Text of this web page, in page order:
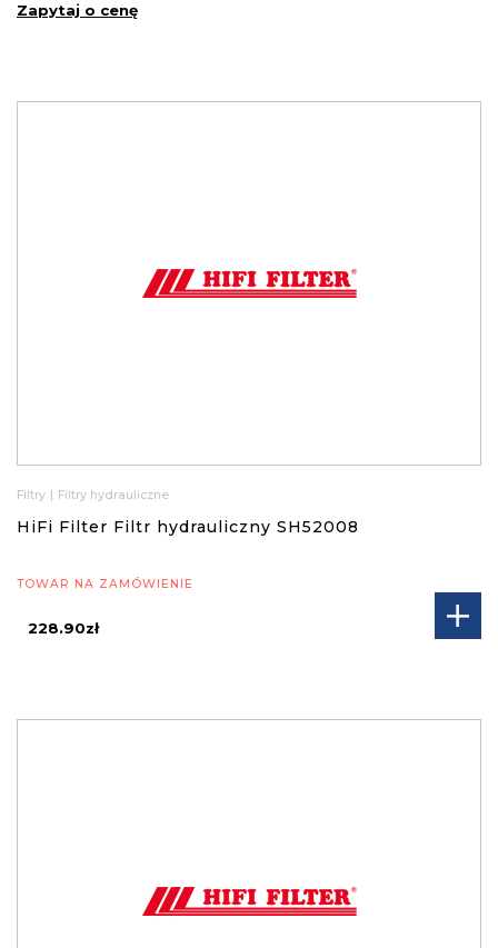
Zapytaj o cenę
Filtry | Filtry hydrauliczne
HiFi Filter Filtr hydrauliczny SH52008
TOWAR NA ZAMÓWIENIE
228.90zł